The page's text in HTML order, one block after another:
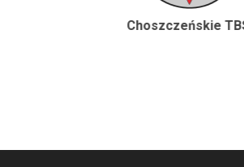
Choszczeńskie TBS